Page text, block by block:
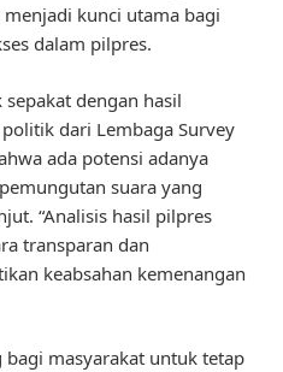
kunci utama bagi
dalam pilpres.
dengan hasil
dari Lembaga Survey
ada potensi adanya
suara yang
“Analisis hasil pilpres
transparan dan
keabsahan kemenangan
masyarakat untuk tetap